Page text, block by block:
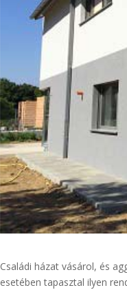
Családi házat vásárol, és
esetében tapasztal ilyen